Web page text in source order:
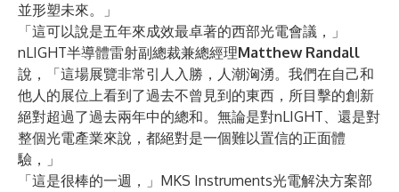
並形塑未來。」
「這可以說是五年來成效最卓著的西部光電會議，」
nLIGHT半導體雷射副總裁兼總經理Matthew Randall
說，「這場展覽非常引人入勝，人潮洶湧。我們在自己和
他人的展位上看到了過去不曾見到的東西，所目擊的創新
絕對超過了過去兩年中的總和。無論是對nLIGHT、還是對
整個光電產業來說，都絕對是一個難以置信的正面體
驗，」
「這是很棒的一週，」MKS Instruments光電解決方案部